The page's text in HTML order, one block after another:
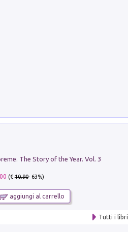
The Story of the Year. Vol. 3
(€10.90- 63%)
aggiungi al carrello
Tutti i libri